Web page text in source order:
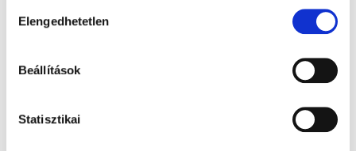
kiválasztása
Elengedhetetlen
Beállítások
Statisztikai
GYÓGYHÍR MAGAZIN
Patikákban ingyenes.